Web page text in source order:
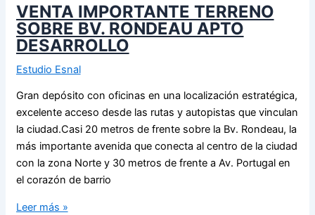
VENTA IMPORTANTE TERRENO
SOBRE BV. RONDEAU APTO
DESARROLLO
Estudio Esnal
Gran depósito con oficinas en una localización estratégica,
excelente acceso desde las rutas y autopistas que vinculan
la ciudad.Casi 20 metros de frente sobre la Bv. Rondeau, la
más importante avenida que conecta al centro de la ciudad
con la zona Norte y 30 metros de frente a Av. Portugal en
el corazón de barrio
Leer más »